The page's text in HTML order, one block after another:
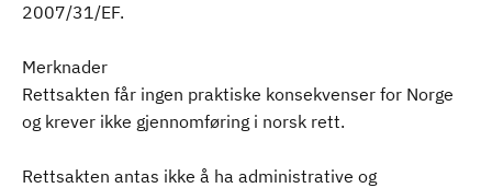
2007/31/EF.
Merknader
Rettsakten får ingen praktiske konsekvenser for Norge
og krever ikke gjennomføring i norsk rett.
Rettsakten antas ikke å ha administrative og